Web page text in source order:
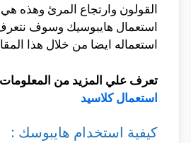
القولون وارتجاع المرئ وهذه
استعمال هايبوسيك وسوف
استعماله ايضا من خلال هذا
تعرف علي المزيد من المعلومات
استعمال كلاسيد
كيفية استخدام هايبوسك :